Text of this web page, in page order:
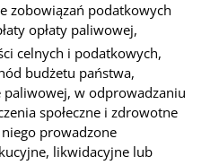
zobowiązań podatkowych
opłaty paliwowej,
celnych i podatkowych,
budżetu państwa,
paliwowej, w odprowadzaniu
społeczne i zdrowotne
prowadzone
likwidacyjne lub